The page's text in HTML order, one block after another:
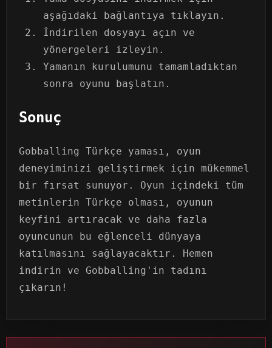
aşağıdaki bağlantıya tıklayın.
İndirilen dosyayı açın ve
yönergeleri izleyin.
Yamanın kurulumunu tamamladıktan
sonra oyunu başlatın.
Sonuç
Gobballing Türkçe yaması, oyun
deneyiminizi geliştirmek için mükemmel
bir fırsat sunuyor. Oyun içindeki tüm
metinlerin Türkçe olması, oyunun
keyfini artıracak ve daha fazla
oyuncunun bu eğlenceli dünyaya
katılmasını sağlayacaktır. Hemen
indirin ve Gobballing'in tadını
çıkarın!